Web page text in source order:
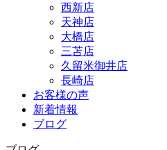
西新店
天神店
大橋店
三苫店
久留米御井店
長崎店
お客様の声
新着情報
ブログ